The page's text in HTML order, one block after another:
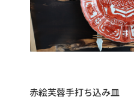
赤絵芙蓉手打ち込み皿